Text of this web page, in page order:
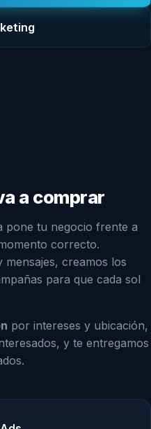
a comprar
pone tu negocio frente a
correcto.
creamos los
para que cada sol
por intereses y ubicación,
y te entregamos